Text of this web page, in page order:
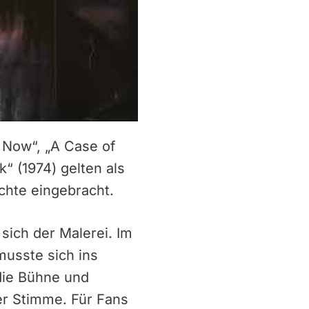
„A Case of
(1974) gelten als
eingebracht.
der Malerei. Im
sich ins
Bühne und
Stimme. Für Fans